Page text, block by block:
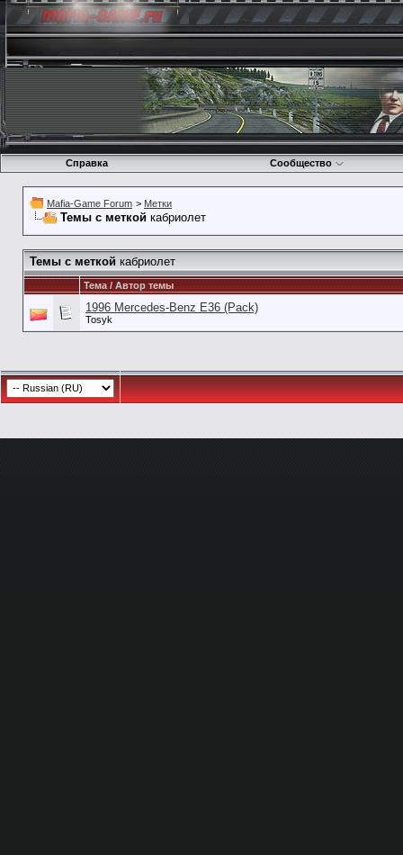
Справка Сообщество
Mafia-Game Forum > Метки
Темы с меткой кабриолет
Темы с меткой кабриолет
Тема / Автор темы
1996 Mercedes-Benz E36 (Pack)
Tosyk